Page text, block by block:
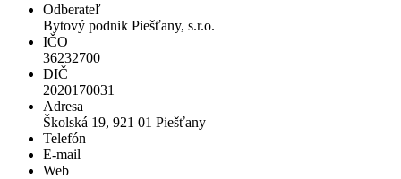
Odberateľ
Bytový podnik Piešťany, s.r.o.
IČO
36232700
DIČ
2020170031
Adresa
Školská 19, 921 01 Piešťany
Telefón
E-mail
Web